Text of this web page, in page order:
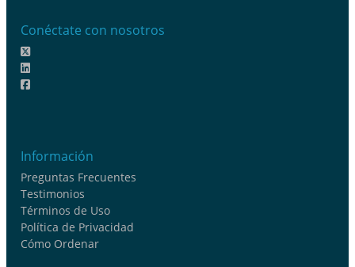
Conéctate con nosotros
Información
Preguntas Frecuentes
Testimonios
Términos de Uso
Política de Privacidad
Cómo Ordenar